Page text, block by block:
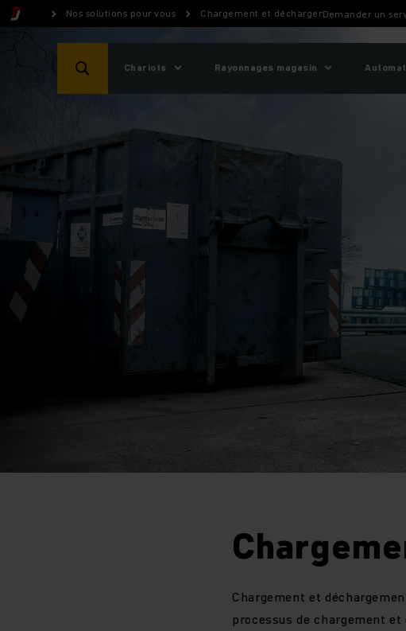
Nos solutions pour vous Chargement et déchargementDemander un
Chariots Rayonnages magasin
Chargement et
processus de chargement